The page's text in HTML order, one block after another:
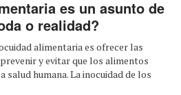
es un asunto de
o realidad?
alimentaria es ofrecer las
y evitar que los alimentos
salud humana. La inocuidad de los